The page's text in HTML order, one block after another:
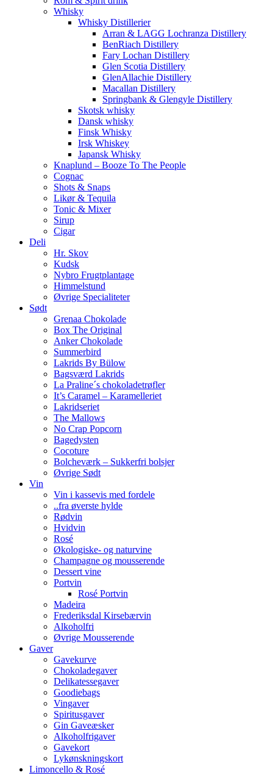
Whisky
Whisky Distillerier
Arran & LAGG Lochranza Distillery
BenRiach Distillery
Fary Lochan Distillery
Glen Scotia Distillery
GlenAllachie Distillery
Macallan Distillery
Springbank & Glengyle Distillery
Skotsk whisky
Dansk whisky
Finsk Whisky
Irsk Whiskey
Japansk Whisky
Knaplund – Booze To The People
Cognac
Shots & Snaps
Likør & Tequila
Tonic & Mixer
Sirup
Cigar
Deli
Hr. Skov
Kudsk
Nybro Frugtplantage
Himmelstund
Øvrige Specialiteter
Sødt
Grenaa Chokolade
Box The Original
Anker Chokolade
Summerbird
Lakrids By Bülow
Bagsværd Lakrids
La Praline´s chokoladetrøfler
It’s Caramel – Karamelleriet
Lakridseriet
The Mallows
No Crap Popcorn
Bagedysten
Cocoture
Bolcheværk – Sukkerfri bolsjer
Øvrige Sødt
Vin
Vin i kassevis med fordele
..fra øverste hylde
Rødvin
Hvidvin
Rosé
Økologiske- og naturvine
Champagne og mousserende
Dessert vine
Portvin
Rosé Portvin
Madeira
Frederiksdal Kirsebærvin
Alkoholfri
Øvrige Mousserende
Gaver
Gavekurve
Chokoladegaver
Delikatessegaver
Goodiebags
Vingaver
Spiritusgaver
Gin Gaveæsker
Alkoholfrigaver
Gavekort
Lykønskningskort
Limoncello & Rosé